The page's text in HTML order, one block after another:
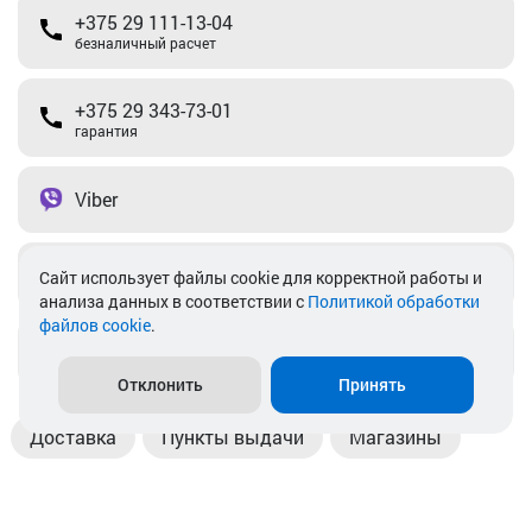
+375 29 111-13-04
безналичный расчет
+375 29 343-73-01
гарантия
Viber
Telegram
Доставка Пункты выдачи Магазины
Cайт использует файлы cookie для корректной работы и
анализа данных в соответствии с Политикой обработки
файлов cookie.
Отклонить Принять